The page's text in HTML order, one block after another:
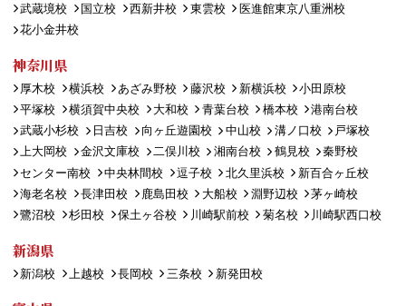
武蔵境校
国立校 西新井校 東雲校
医進館東京八重洲校
花小金井校
神奈川県
厚木校 横浜校 あざみ野校 藤沢校 新横浜校
小田原校
平塚校
横須賀中央校 大和校 青葉台校 橋本校
港南台校
武蔵小杉校
日吉校 向ヶ丘遊園校 中山校 溝ノ口校
戸塚校
上大岡校
金沢文庫校 二俣川校 湘南台校 鶴見校
秦野校
センター南校
中央林間校 逗子校 北久里浜校
新百合ヶ丘校
海老名校
長津田校 鹿島田校 大船校 淵野辺校
茅ヶ崎校
鷺沼校
杉田校 保土ヶ谷校 川崎駅前校 菊名校 川崎駅西口校
新潟県
新潟校 上越校 長岡校 三条校 新発田校